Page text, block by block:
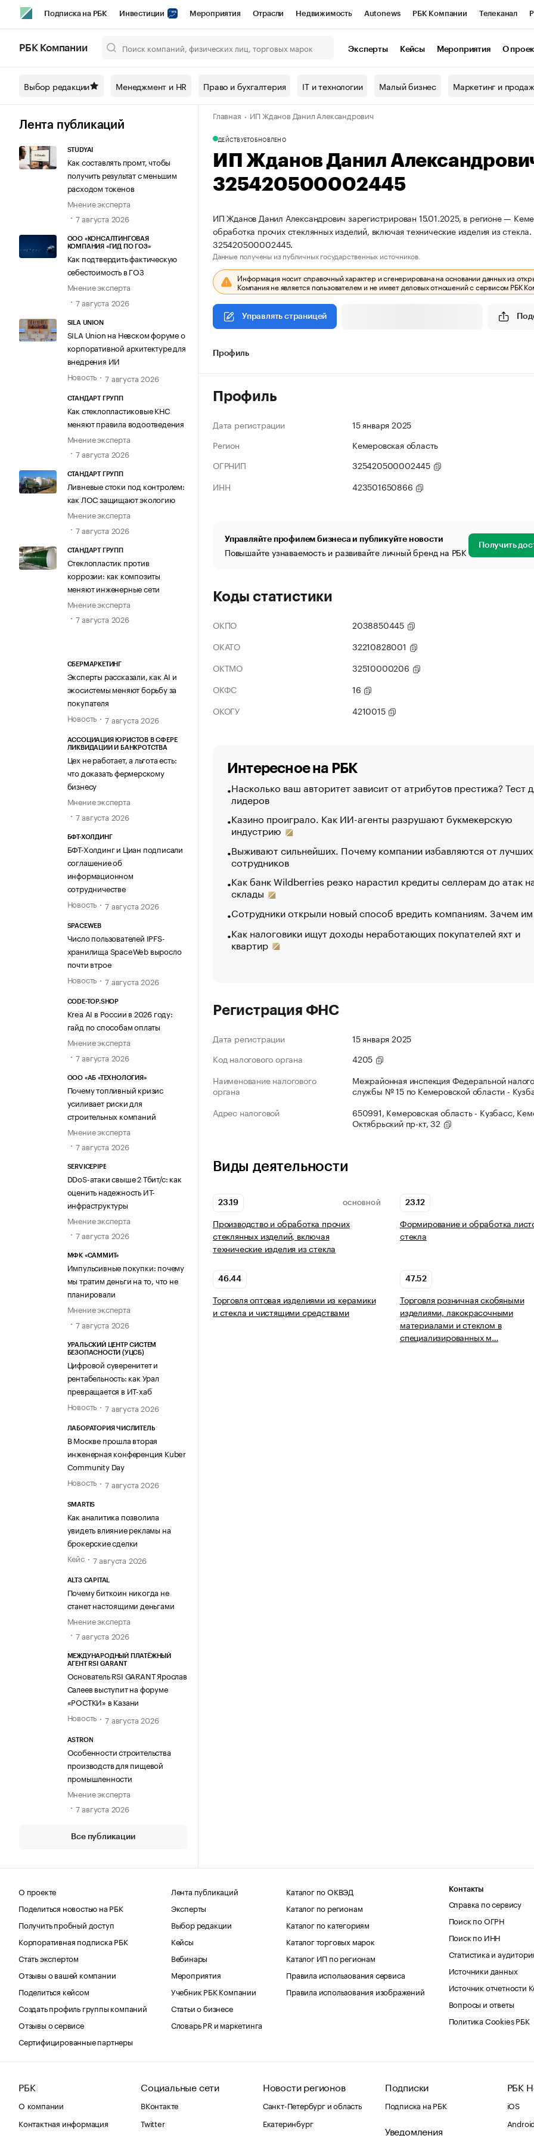
Подписка на РБК Инвестиции Мероприятия Отрасли Недвижимость Autonews РБК Компании Телеканал
Спецпроекты СПб Конференции СПб Спецпроекты Проверка контрагентов
Технологии и медиа Рынок наличной валюты
РБК Компании Эксперты Кейсы Мероприятия О
Выбор редакции Менеджмент и HR Право и бухгалтерия IT и технологии Малый бизнес Маркетинг и
Лента публикаций
STUDYAI
Как составлять промт, чтобы
получить результат с меньшим
расходом токенов
Мнение эксперта
7 августа 2026
ООО «КОНСАЛТИНГОВАЯ
КОМПАНИЯ «ГИД ПО ГОЗ»
Как подтвердить фактическую
себестоимость в ГОЗ
Мнение эксперта
7 августа 2026
SILA UNION
SILA Union на Невском форуме о
корпоративной архитектуре для
внедрения ИИ
Новость
7 августа 2026
СТАНДАРТ ГРУПП
Как стеклопластиковые КНС
меняют правила водоотведения
Мнение эксперта
7 августа 2026
СТАНДАРТ ГРУПП
Ливневые стоки под контролем:
как ЛОС защищают экологию
Мнение эксперта
7 августа 2026
СТАНДАРТ ГРУПП
Стеклопластик против
коррозии: как композиты
меняют инженерные сети
Мнение эксперта
7 августа 2026
СБЕРМАРКЕТИНГ
Эксперты рассказали, как AI и
экосистемы меняют борьбу за
покупателя
Новость
7 августа 2026
АССОЦИАЦИЯ ЮРИСТОВ В СФЕРЕ
ЛИКВИДАЦИИ И БАНКРОТСТВА
Цех не работает, а льгота есть:
что доказать фермерскому
бизнесу
Мнение эксперта
7 августа 2026
БФТ-ХОЛДИНГ
БФТ-Холдинг и Циан подписали
соглашение об
информационном
сотрудничестве
Новость
7 августа 2026
SPACEWEB
Число пользователей IPFS-
хранилища SpaceWeb выросло
почти втрое
Новость
7 августа 2026
CODE-TOP.SHOP
Krea AI в России в 2026 году:
гайд по способам оплаты
Мнение эксперта
7 августа 2026
ООО «АБ «ТЕХНОЛОГИЯ»
Почему топливный кризис
усиливает риски для
строительных компаний
Мнение эксперта
7 августа 2026
SERVICEPIPE
DDoS-атаки свыше 2 Тбит/с: как
оценить надежность ИТ-
инфраструктуры
Мнение эксперта
7 августа 2026
МФК «САММИТ»
Импульсивные покупки: почему
мы тратим деньги на то, что не
планировали
Мнение эксперта
7 августа 2026
УРАЛЬСКИЙ ЦЕНТР СИСТЕМ
БЕЗОПАСНОСТИ (УЦСБ)
Цифровой суверенитет и
рентабельность: как Урал
превращается в ИТ-хаб
Новость
7 августа 2026
ЛАБОРАТОРИЯ ЧИСЛИТЕЛЬ
В Москве прошла вторая
инженерная конференция Kuber
Community Day
Новость
7 августа 2026
SMARTIS
Как аналитика позволила
увидеть влияние рекламы на
брокерские сделки
Кейс
7 августа 2026
ALT3 CAPITAL
Почему биткоин никогда не
станет настоящими деньгами
Мнение эксперта
7 августа 2026
МЕЖДУНАРОДНЫЙ ПЛАТЁЖНЫЙ
АГЕНТ RSI GARANT
Основатель RSI GARANT Ярослав
Салеев выступит на форуме
«РОСТКИ» в Казани
Новость
7 августа 2026
ASTRON
Особенности строительства
производств для пищевой
промышленности
Мнение эксперта
7 августа 2026
Все публикации
Главная ИП Жданов Данил Александрович
ДЕЙСТВУЕТОБНОВЛЕНО
ИП Жданов Данил
325420500002445
ИП Жданов Данил Александрович зарегистрирован 15.01.2025, в регионе —
обработка прочих стеклянных изделий, включая технические изделия из
325420500002445.
Данные получены из публичных государственных источников.
Информация носит справочный характер и сгенерирована на основании данных из
Компания не является пользователем и не имеет деловых отношений с сервисом РБК
Управлять страницей
Профиль
Профиль
Дата регистрации
15 января 2025
Регион
Кемеровская область
ОГРНИП
325420500002445
ИНН
423501650866
Управляйте профилем бизнеса и публикуйте новости
Повышайте узнаваемость и развивайте личный бренд на РБК Получить
Коды статистики
ОКПО
2038850445
ОКАТО
32210828001
ОКТМО
32510000206
ОКФС
16
ОКОГУ
4210015
Интересное на РБК
Насколько ваш авторитет зависит от атрибутов престижа? Тест
лидеров
Казино проиграло. Как ИИ-агенты разрушают букмекерскую
индустрию
Выживают сильнейших. Почему компании избавляются от лучших
сотрудников
Как банк Wildberries резко нарастил кредиты селлерам до атак
склады
Сотрудники открыли новый способ вредить компаниям. Зачем
Как налоговики ищут доходы неработающих покупателей яхт и
квартир
Регистрация ФНС
Дата регистрации
15 января 2025
Код налогового органа
4205
Наименование налогового
органа
Межрайонная инспекция Федеральной
службы № 15 по Кемеровской области -
Адрес налоговой
650991, Кемеровская область - Кузбасс,
Октябрьский пр-кт, 32
Виды деятельности
23.19 ОСНОВНОЙ
Производство и обработка прочих
стеклянных изделий, включая
технические изделия из стекла
23.12
Формирование и обработка
стекла
46.44
Торговля оптовая изделиями из керамики
и стекла и чистящими средствами
47.52
Торговля розничная скобяными
изделиями, лакокрасочными
материалами и стеклом в
специализированных м…
О проекте
Поделиться новостью на РБК
Получить пробный доступ
Корпоративная подписка РБК
Стать экспертом
Отзывы о вашей компании
Поделиться кейсом
Создать профиль группы компаний
Отзывы о сервисе
Сертифицированные партнеры
Лента публикаций
Эксперты
Выбор редакции
Кейсы
Вебинары
Мероприятия
Учебник РБК Компании
Статьи о бизнесе
Словарь PR и маркетинга
Каталог по ОКВЭД
Каталог по регионам
Каталог по категориям
Каталог торговых марок
Каталог ИП по регионам
Правила использования сервиса
Правила использования изображений
Контакты
Справка по сервису
Поиск по ОГРН
Поиск по ИНН
Статистика и
Источники данных
Источник отчетности
Вопросы и ответы
Политика Cookies РБК
РБК
О компании
Контактная информация
Социальные сети
ВКонтакте
Twitter
Новости регионов
Санкт-Петербург и область
Екатеринбург
Подписки
Подписка на РБК
Уведомления
РБК
iOS